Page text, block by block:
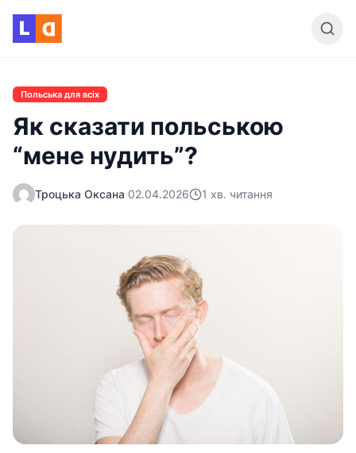
L D
Польська для всіх
Як сказати польською
“мене нудить”?
Троцька Оксана·02.04.2026 1 хв. читання